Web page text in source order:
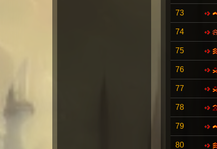
73
74
75
76
77
78
79
80